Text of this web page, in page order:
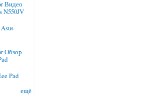
Pad
ещё